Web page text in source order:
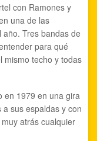
con Ramones y
una de las
Tres bandas de
para qué
mismo techo y todas
en 1979 en una gira
sus espaldas y con
atrás cualquier